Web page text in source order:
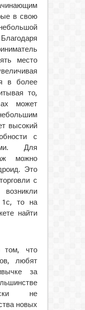
в свою
место
в более
то,
может
высокий
с
Для
можно
Это
с
то на
найти
том, что
любят
за
не
новых